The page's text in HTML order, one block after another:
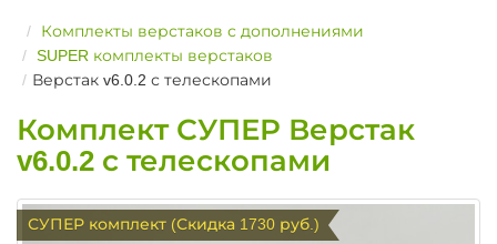
Комплекты верстаков с дополнениями
SUPER комплекты верстаков
Верстак v6.0.2 с телескопами
Комплект СУПЕР Верстак
v6.0.2 с телескопами
СУПЕР комплект (Скидка 1730 руб.)